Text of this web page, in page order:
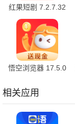
红果短剧 7.2.7.32
官方版
悟空浏览器 17.5.0
相关应用